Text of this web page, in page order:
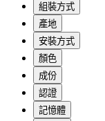
組裝方式
產地
安裝方式
顏色
成份
認證
記憶體